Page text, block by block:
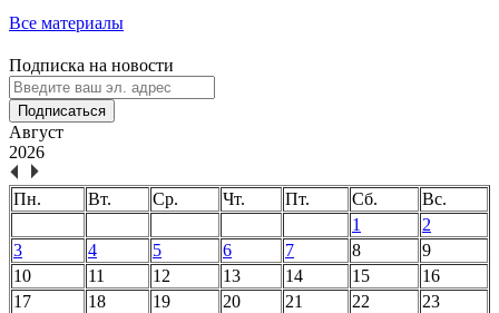
Все материалы
Подписка на новости
Подписаться
Август
2026
Пн. Вт. Ср. Чт. Пт. Сб.
Вс.
1
2
3
4 5 6 7 8
9
10
11 12 13 14 15
16
17
18 19 20 21 22
23